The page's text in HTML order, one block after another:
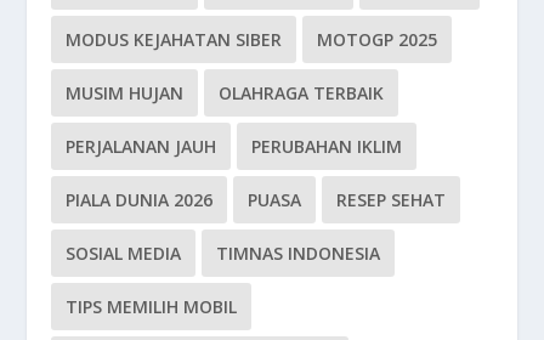
MODUS KEJAHATAN SIBER MOTOGP 2025
MUSIM HUJAN OLAHRAGA TERBAIK
PERJALANAN JAUH PERUBAHAN IKLIM
PIALA DUNIA 2026 PUASA RESEP SEHAT
SOSIAL MEDIA TIMNAS INDONESIA
TIPS MEMILIH MOBIL